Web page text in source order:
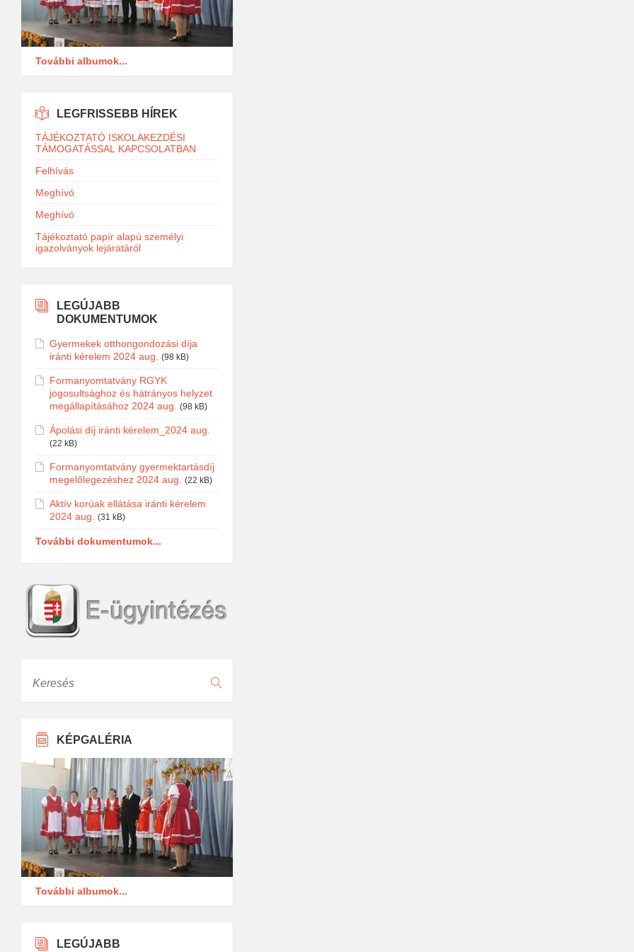
További albumok...
LEGFRISSEBB HÍREK
TÁJÉKOZTATÓ ISKOLAKEZDÉSI
TÁMOGATÁSSAL KAPCSOLATBAN
Felhívás
Meghívó
Meghívó
Tájékoztató papír alapú személyi
igazolványok lejáratáról
LEGÚJABB
DOKUMENTUMOK
Gyermekek otthongondozási díja
iránti kérelem 2024 aug.
(98 kB)
Formanyomtatvány RGYK
jogosultsághoz és hátrányos helyzet
megállapításához 2024 aug.
(98 kB)
Ápolási díj iránti kérelem_2024 aug.
(22 kB)
Formanyomtatvány gyermektartásdíj
megelőlegezéshez 2024 aug.
(22 kB)
Aktív korúak ellátása iránti kérelem
2024 aug.
(31 kB)
További dokumentumok...
KÉPGALÉRIA
További albumok...
LEGÚJABB